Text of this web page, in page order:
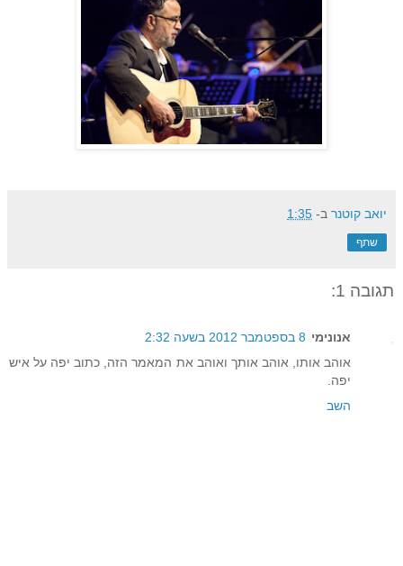
יואב קוטנר ב- 1:35
שתף
תגובה 1:
אנונימי 8 בספטמבר 2012 בשעה 2:32
אוהב אותו, אוהב אותך ואוהב את המאמר הזה, כתוב יפה על איש
יפה.
השב